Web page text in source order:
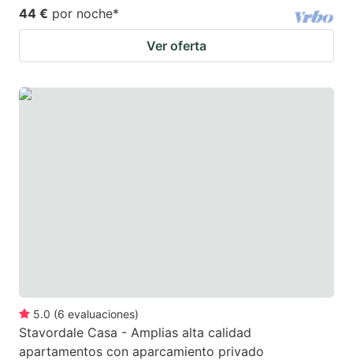
44 € por noche*
Ver oferta
5.0 (6 evaluaciones)
Stavordale Casa - Amplias alta calidad
apartamentos con aparcamiento privado